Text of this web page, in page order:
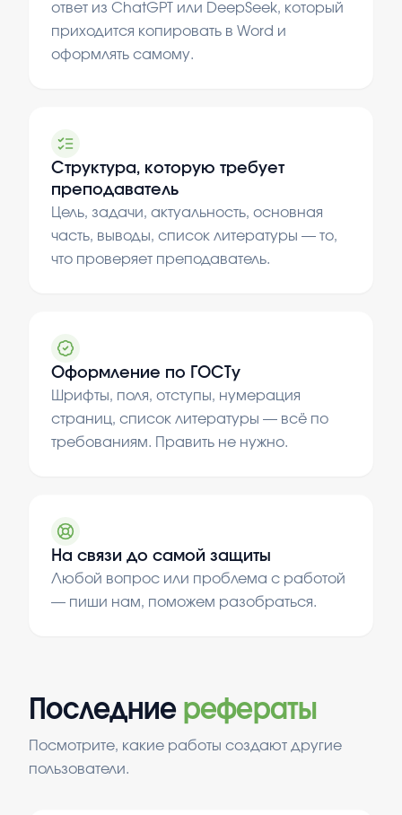
ответ из ChatGPT или DeepSeek, который
приходится копировать в Word и
оформлять самому.
Структура, которую требует
преподаватель
Цель, задачи, актуальность, основная
часть, выводы, список литературы — то,
что проверяет преподаватель.
Оформление по ГОСТу
Шрифты, поля, отступы, нумерация
страниц, список литературы — всё по
требованиям. Править не нужно.
На связи до самой защиты
Любой вопрос или проблема с работой
— пиши нам, поможем разобраться.
Последние рефераты
Посмотрите, какие работы создают другие
пользователи.